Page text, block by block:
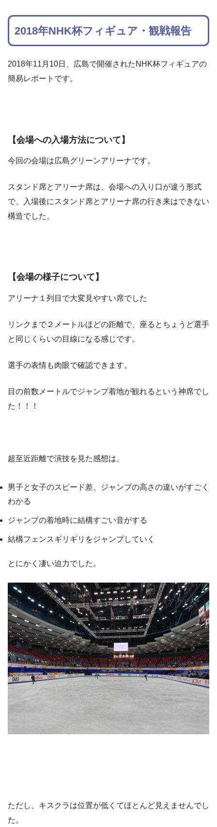
2018年NHK杯フィギュア・観戦報告
2018年11月10日、広島で開催されたNHK杯フィギュアの
簡易レポートです。
【会場への入場方法について】
今回の会場は広島グリーンアリーナです。
スタンド席とアリーナ席は、会場への入り口が違う形式
で、入場後にスタンド席とアリーナ席の行き来はできない
構造でした。
【会場の様子について】
アリーナ１列目で大変見やすい席でした
リンクまで２メートルほどの距離で、座るとちょうど選手
と同じくらいの目線になる感じです。
選手の表情も肉眼で確認できます。
目の前数メートルでジャンプ着地が観れるという神席でし
た！！！
超至近距離で演技を見た感想は、
男子と女子のスピード差、ジャンプの高さの違いがすごく
わかる
ジャンプの着地時に結構すごい音がする
結構フェンスギリギリをジャンプしていく
とにかく凄い迫力でした。
ただし、キスクラは位置が低くてほとんど見えませんでし
た。